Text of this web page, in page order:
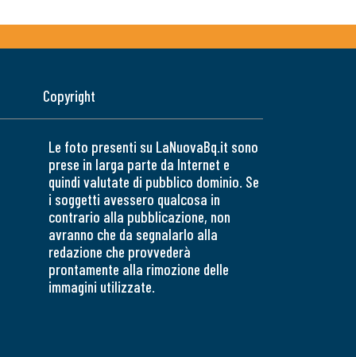
Copyright
Le foto presenti su LaNuovaBq.it sono
prese in larga parte da Internet e
quindi valutate di pubblico dominio. Se
i soggetti avessero qualcosa in
contrario alla pubblicazione, non
avranno che da segnalarlo alla
redazione che provvederà
prontamente alla rimozione delle
immagini utilizzate.